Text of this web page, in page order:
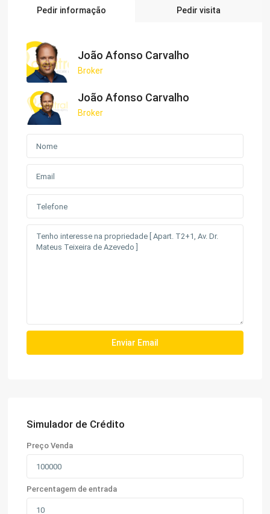
Pedir informação Pedir visita
João Afonso Carvalho
Broker
João Afonso Carvalho
Broker
Simulador de Crédito
Preço Venda
Percentagem de entrada